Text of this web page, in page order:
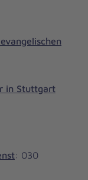
in Stuttgart
: 030